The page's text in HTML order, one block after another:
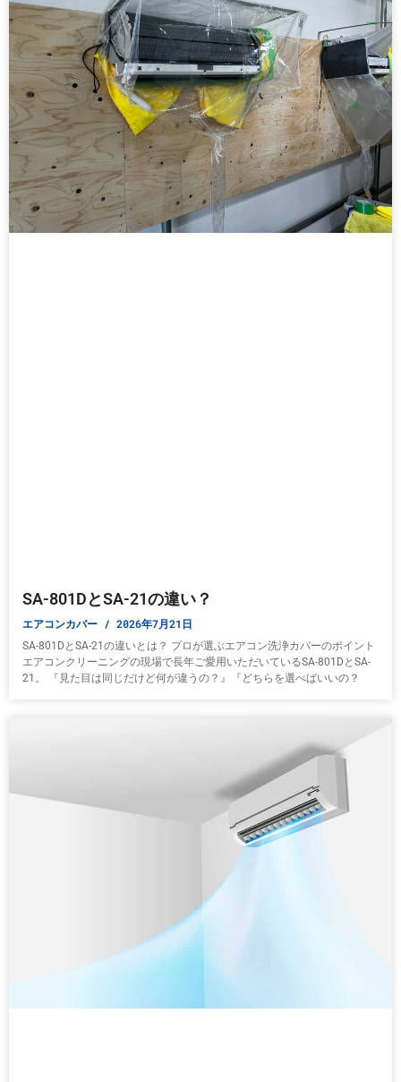
SA-801DとSA-21の違い？
エアコンカバー 2026年7月21日
SA-801DとSA-21の違いとは？ プロが選ぶエアコン洗浄カバーのポイント
エアコンクリーニングの現場で長年ご愛用いただいているSA-801DとSA-
21。 『見た目は同じだけど何が違うの？』『どちらを選べばいいの？